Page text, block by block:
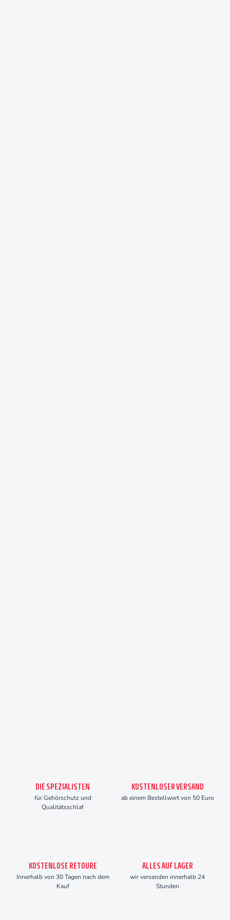
DIE SPEZIALISTEN
für Gehörschutz und
Qualitätsschlaf
KOSTENLOSER VERSAND
ab einem Bestellwert von 50 Euro
KOSTENLOSE RETOURE
Innerhalb von 30 Tagen nach dem
Kauf
ALLES AUF LAGER
wir versenden innerhalb 24
Stunden